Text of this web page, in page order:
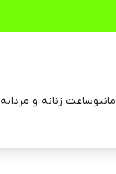
ساعت زنانه و مردانه